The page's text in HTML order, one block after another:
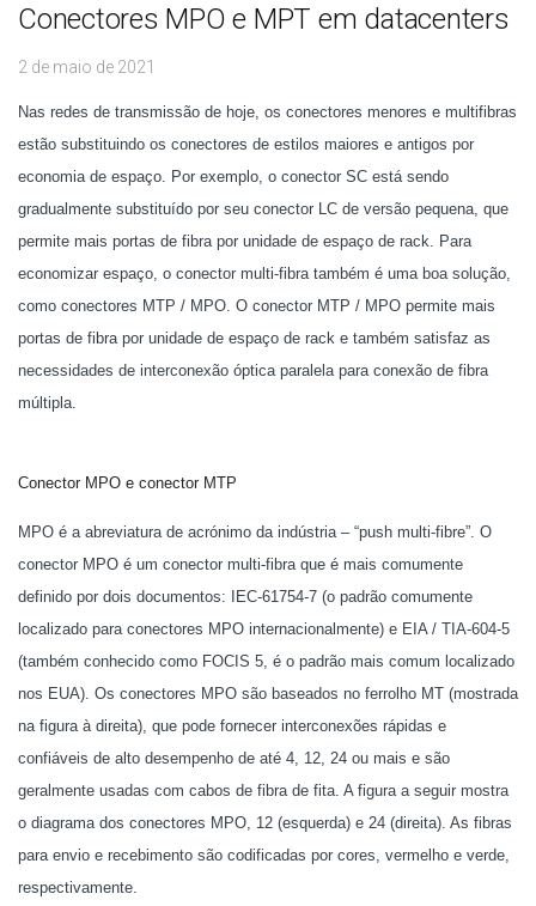
Conectores MPO e MPT em datacenters
2 de maio de 2021
Nas redes de transmissão de hoje, os conectores menores e multifibras
estão substituindo os conectores de estilos maiores e antigos por
economia de espaço. Por exemplo, o conector SC está sendo
gradualmente substituído por seu conector LC de versão pequena, que
permite mais portas de fibra por unidade de espaço de rack. Para
economizar espaço, o conector multi-fibra também é uma boa solução,
como conectores MTP / MPO. O conector MTP / MPO permite mais
portas de fibra por unidade de espaço de rack e também satisfaz as
necessidades de interconexão óptica paralela para conexão de fibra
múltipla.
Conector MPO e conector MTP
MPO é a abreviatura de acrónimo da indústria – “push multi-fibre”. O
conector MPO é um conector multi-fibra que é mais comumente
definido por dois documentos: IEC-61754-7 (o padrão comumente
localizado para conectores MPO internacionalmente) e EIA / TIA-604-5
(também conhecido como FOCIS 5, é o padrão mais comum localizado
nos EUA). Os conectores MPO são baseados no ferrolho MT (mostrada
na figura à direita), que pode fornecer interconexões rápidas e
confiáveis ​​de alto desempenho de até 4, 12, 24 ou mais e são
geralmente usadas com cabos de fibra de fita. A figura a seguir mostra
o diagrama dos conectores MPO, 12 (esquerda) e 24 (direita). As fibras
para envio e recebimento são codificadas por cores, vermelho e verde,
respectivamente.